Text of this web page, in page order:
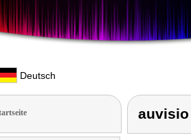
Deutsch
auvisio